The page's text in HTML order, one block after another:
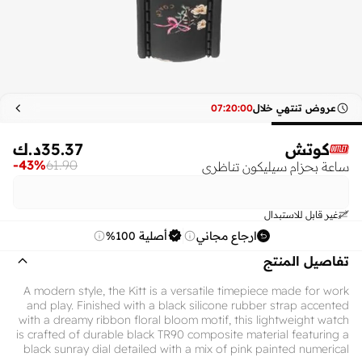
عروض تنتهي خلال 07:20:00
كوتش
ساعة بحزام سيليكون تناظري
د.ك35.37
61.90
-43%
غير قابل للاستبدال
ارجاع مجاني أصلية 100%
تفاصيل المنتج
A modern style, the Kitt is a versatile timepiece made for work
and play. Finished with a black silicone rubber strap accented
with a dreamy ribbon floral bloom motif, this lightweight watch
is crafted of durable black TR90 composite material featuring a
black sunray dial detailed with a mix of pink painted numerical